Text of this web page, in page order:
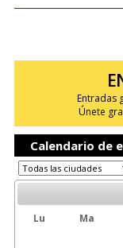
Entradas
Únete
Calendario de
Lu Ma